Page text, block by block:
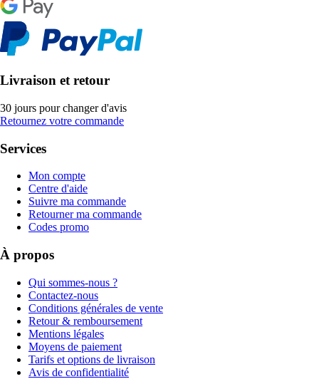
Livraison et retour
30 jours pour changer d'avis
Retournez votre commande
Services
Mon compte
Centre d'aide
Suivre ma commande
Retourner ma commande
Codes promo
À propos
Qui sommes-nous ?
Contactez-nous
Conditions générales de vente
Retour & remboursement
Mentions légales
Moyens de paiement
Tarifs et options de livraison
Avis de confidentialité